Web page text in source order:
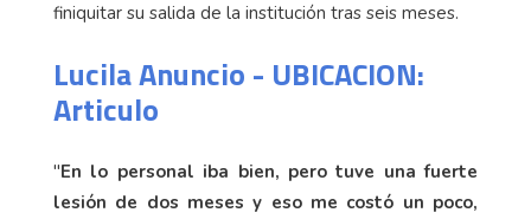
finiquitar su salida de la institución tras seis meses.
Lucila Anuncio - UBICACION:
Articulo
"En lo personal iba bien, pero tuve una fuerte
lesión de dos meses y eso me costó un poco,